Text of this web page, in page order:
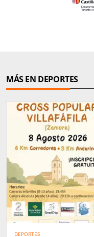
MÁS EN DEPORTES
DEPORTES